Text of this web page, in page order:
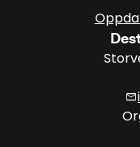
mail